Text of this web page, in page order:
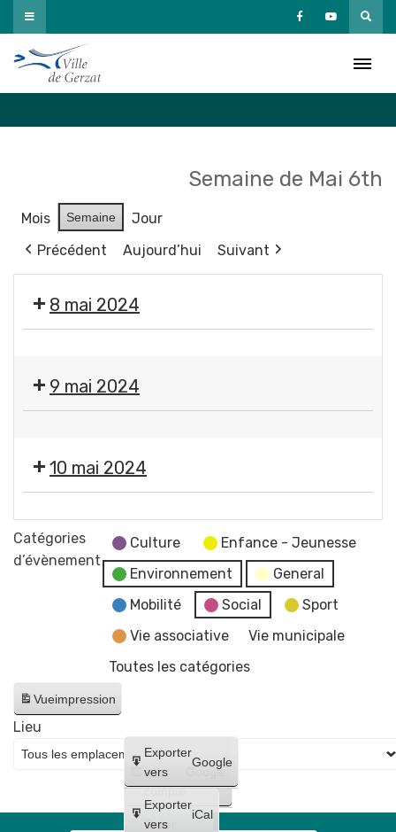
Passer
au
contenu
Semaine de Mai 6th
Mois Semaine
Jour
Précédent
Aujourd’hui Suivant
8 mai 2024
des
services
9 mai 2024
des
services
municipaux
10 mai 2024
Fermeture
des
Catégories
d’évènement
Culture
Enfance - Jeunesse
Environnement
General
Mobilité
Social
Sport
Vie associative
Vie municipale
Toutes les catégories
Vueimpression
Créer
un
compte
Google
Créer
Exporter
vers
Google
Exporter
vers
iCal
Lieu